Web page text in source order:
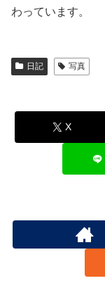
わっています。
日記 写真
X